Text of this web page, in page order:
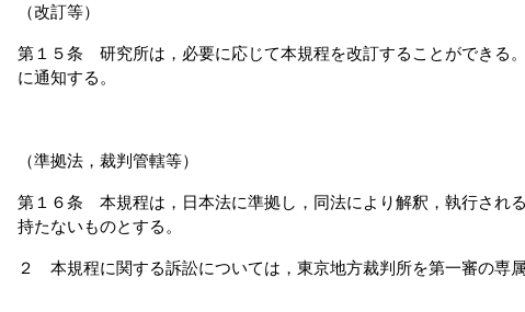
（改訂等）
第１５条 研究所は，必要に応じて本規程を改訂することができる
に通知する。
（準拠法，裁判管轄等）
第１６条 本規程は，日本法に準拠し，同法により解釈，執行され
持たないものとする。
２ 本規程に関する訴訟については，東京地方裁判所を第一審の専